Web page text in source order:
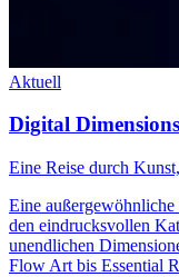
Aktuell
Digital Dimensions
Eine Reise durch
Eine
den eindrucksvollen
unendlichen
Flow Art bis Essential